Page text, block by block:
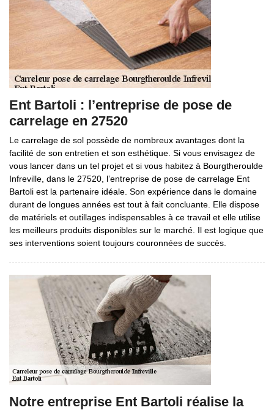
Ent Bartoli : l’entreprise de pose de
carrelage en 27520
Le carrelage de sol possède de nombreux avantages dont la
facilité de son entretien et son esthétique. Si vous envisagez de
vous lancer dans un tel projet et si vous habitez à Bourgtheroulde
Infreville, dans le 27520, l’entreprise de pose de carrelage Ent
Bartoli est la partenaire idéale. Son expérience dans le domaine
durant de longues années est tout à fait concluante. Elle dispose
de matériels et outillages indispensables à ce travail et elle utilise
les meilleurs produits disponibles sur le marché. Il est logique que
ses interventions soient toujours couronnées de succès.
Notre entreprise Ent Bartoli réalise la